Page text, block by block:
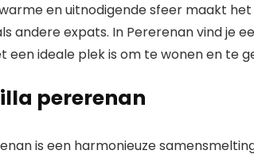
en uitnodigende sfeer maakt
andere expats. In Pererenan vind je
ideale plek is om te wonen en te
pererenan
is een harmonieuze